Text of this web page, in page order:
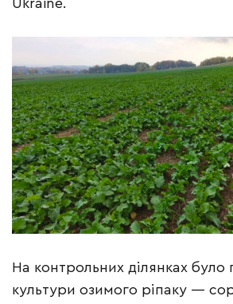
Ukraine.
На контрольних ділянках було
культури озимого ріпаку —